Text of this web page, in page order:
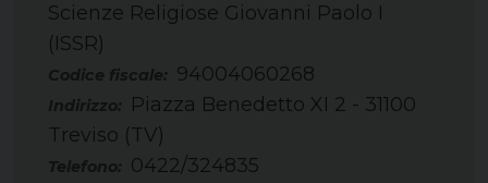
Scienze Religiose Giovanni Paolo I
(ISSR)
Codice fiscale: 94004060268
Telefono: 0422/324835
Indirizzo:
Piazza Benedetto XI 2 - 31100
Treviso (TV)